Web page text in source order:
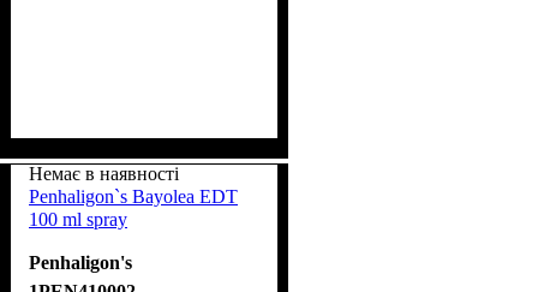
Немає в наявності
Penhaligon`s Bayolea EDT
100 ml spray
Penhaligon's